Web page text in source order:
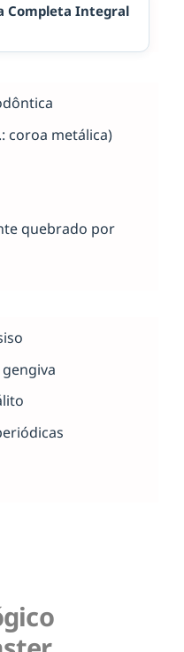
Completa Integral
coroa metálica)
quebrado por